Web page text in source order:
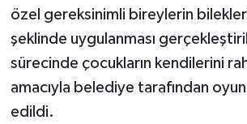
özel gereksinimli bireylerin
şeklinde uygulanması
sürecinde çocukların kendilerini
amacıyla belediye tarafından
edildi.